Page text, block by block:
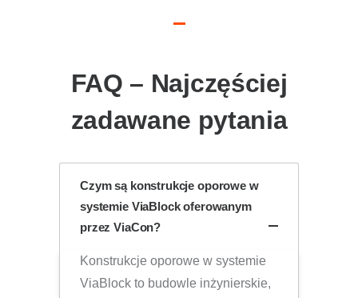
FAQ – Najczęściej
zadawane pytania
Czym są konstrukcje oporowe w
systemie ViaBlock oferowanym
przez ViaCon?
Konstrukcje oporowe w systemie
ViaBlock to budowle inżynierskie,